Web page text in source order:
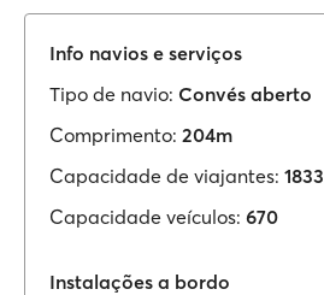
Info navios e serviços
Tipo de navio: Convés aberto
Comprimento: 204m
Capacidade de viajantes: 1833
Capacidade veículos: 670
Instalações a bordo